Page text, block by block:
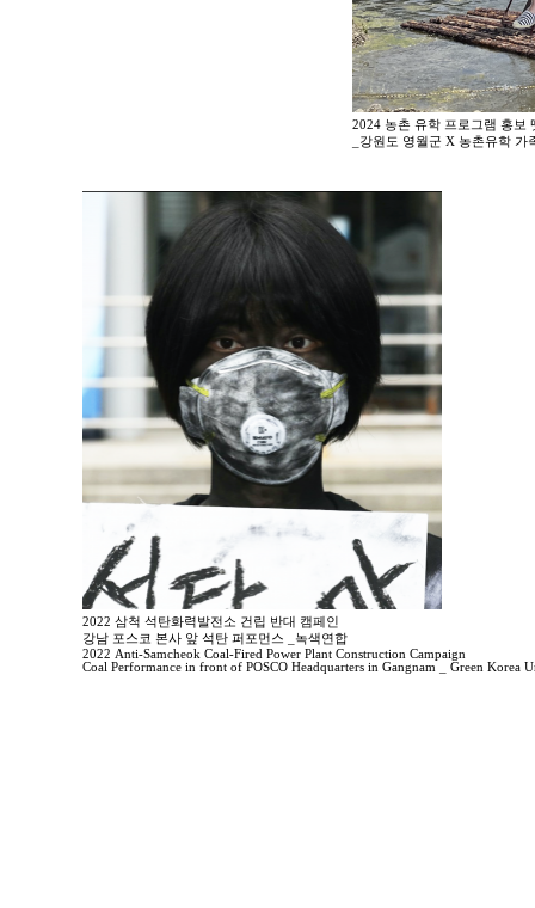
2024 농촌 유학 프로그램 홍보
_강원도 영월군 X 농촌유학 가
2022 삼척 석탄화력발전소 건립 반대 캠페인
강남 포스코 본사 앞 석탄 퍼포먼스 _녹색연합
2022 Anti-Samcheok Coal-Fired Power Plant Construction Campaign
Coal Performance in front of POSCO Headquarters in Gangnam _ Green Korea